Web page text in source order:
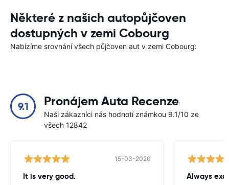
Některé z našich autopůjčoven
dostupných v zemi Cobourg
Nabízíme srovnání všech půjčoven aut v zemi Cobourg:
9.1 Pronájem Auta Recenze
Naši zákazníci nás hodnotí známkou 9.1/10 ze
všech 12842
15-03-2020
It is very good. Always